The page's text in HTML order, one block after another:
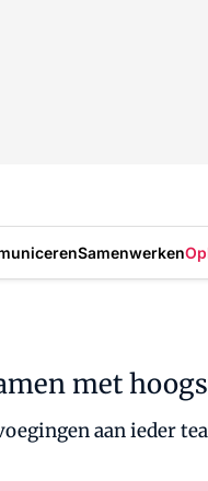
Samenwerken
met
aan ieder